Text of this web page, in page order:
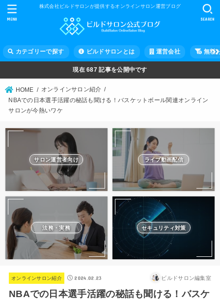
株式会社ビルドサロンが提供するオンラインサロン運営ブログ
カテゴリーで探す ビルドサロンとは 運営会社 無料
SEARCH
MENU
現在687 記事を公開中です
HOME
オンラインサロン紹介
NBAでの日本選手活躍の秘話も聞ける！バスケットボール関連オンライン
サロンが今熱いワケ
サロン運営者向け ライブ動画配信
法務・実務 セキュリティ対策
オンラインサロン紹介 2024.02.23 ビルドサロン編集室
NBAでの日本選手活躍の秘話も聞ける！バスケ